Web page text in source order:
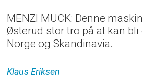
MENZI MUCK: Denne
Østerud stor tro på at kan
Norge og Skandinavia.
Klaus Eriksen